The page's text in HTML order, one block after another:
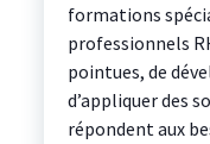
formations
professionnels
pointues, de
d’appliquer des
répondent aux